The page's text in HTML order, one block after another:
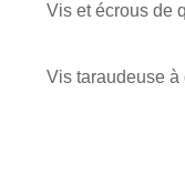
Vis et écrous de
Vis taraudeuse